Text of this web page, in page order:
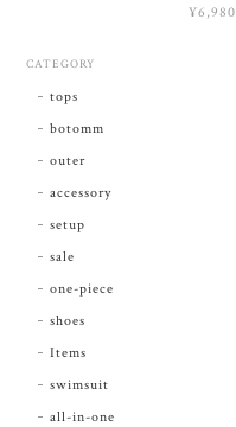
¥6,980
CATEGORY
tops
botomm
outer
accessory
setup
sale
one-piece
shoes
Items
swimsuit
all-in-one